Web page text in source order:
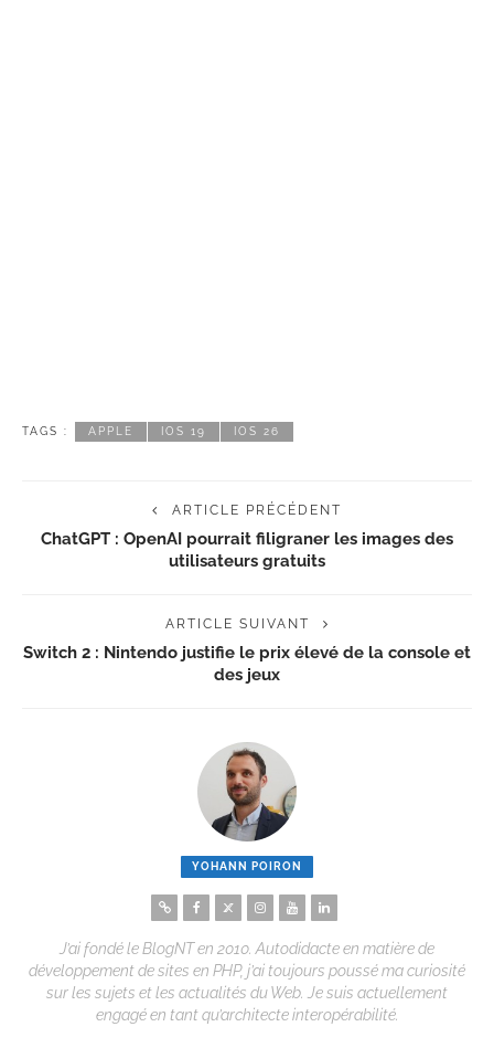
TAGS : APPLE IOS 19 IOS 26
ARTICLE PRÉCÉDENT
ChatGPT : OpenAI pourrait filigraner les images des
utilisateurs gratuits
ARTICLE SUIVANT
Switch 2 : Nintendo justifie le prix élevé de la console et
des jeux
YOHANN POIRON
J’ai fondé le BlogNT en 2010. Autodidacte en matière de
développement de sites en PHP, j’ai toujours poussé ma curiosité
sur les sujets et les actualités du Web. Je suis actuellement
engagé en tant qu’architecte interopérabilité.